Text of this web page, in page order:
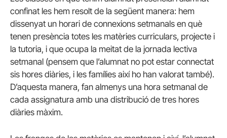
confinat les hem resolt de la següent manera: hem
dissenyat un horari de connexions setmanals en què
tenen presència totes les matèries curriculars, projecte i
la tutoria, i que ocupa la meitat de la jornada lectiva
setmanal (pensem que l’alumnat no pot estar connectat
sis hores diàries, i les famílies així ho han valorat també).
D’aquesta manera, fan almenys una hora setmanal de
cada assignatura amb una distribució de tres hores
diàries màxim.